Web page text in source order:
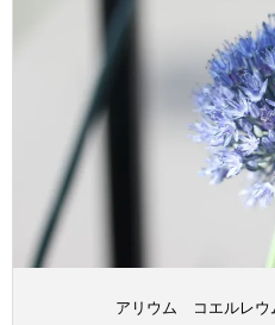
アリウム コエルレ